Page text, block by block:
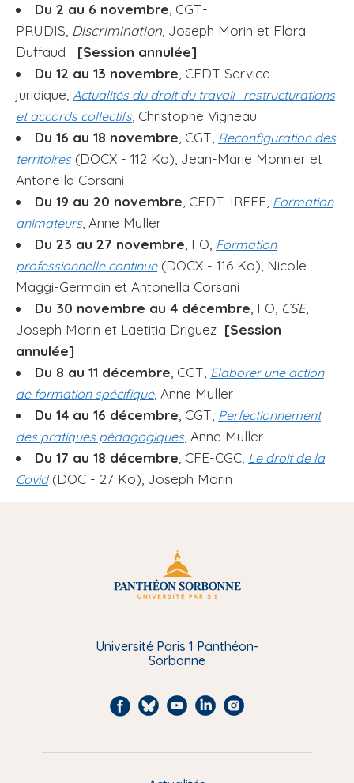
Du 2 au 6 novembre , CGT-
PRUDIS, Discrimination , Joseph Morin et Flora
Duffaud [Session annulée]
Du 12 au 13 novembre , CFDT Service
juridique, Actualités du droit du travail: restructurations
et accords collectifs, Christophe Vigneau
Du 16 au 18 novembre , CGT, Reconfiguration des
territoires (DOCX - 112 Ko), Jean-Marie Monnier et
Antonella Corsani
Du 19 au 20 novembre , CFDT-IREFE, Formation
animateurs, Anne Muller
Du 23 au 27 novembre , FO, Formation
professionnelle continue(DOCX - 116 Ko), Nicole
Maggi-Germain et Antonella Corsani
Du 30 novembre au 4 décembre , FO, CSE,
Joseph Morin et Laetitia Driguez [Session
annulée]
Du 8 au 11 décembre , CGT, Elaborer une action
de formation spécifique, Anne Muller
Du 14 au 16 décembre , CGT, Perfectionnement
des pratiques pédagogiques, Anne Muller
Du 17 au 18 décembre , CFE-CGC, Le droit de la
Covid(DOC - 27 Ko), Joseph Morin
Université Paris 1 Panthéon-
Sorbonne
F
c
B
u
Y
u
L
n
I
s